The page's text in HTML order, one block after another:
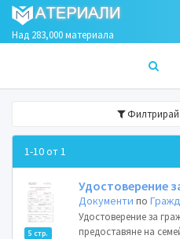
Над 283,000 материала
Филтрирай
1-10 от 1
5 стр.
Удостоверение
Документи по
Удостоверение за
предоставяне на